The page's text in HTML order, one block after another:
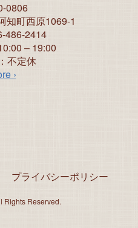
0806
知町西原1069-1
486-2414
– 19:00
不定休
›
プライバシーポリシー
Rights Reserved.